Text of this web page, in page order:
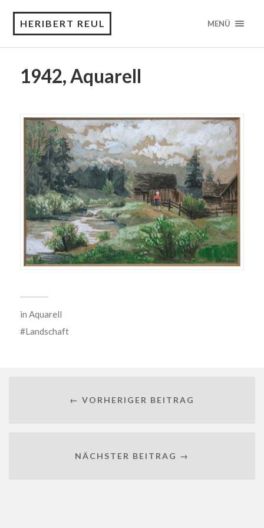
HERIBERT REUL MENÜ
1942, Aquarell
in Aquarell
Landschaft
← VORHERIGER BEITRAG
NÄCHSTER BEITRAG →